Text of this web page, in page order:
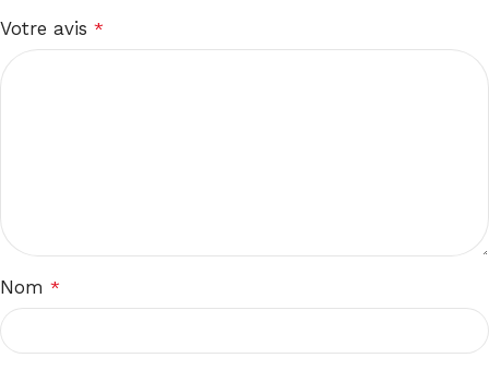
Votre avis *
Nom *